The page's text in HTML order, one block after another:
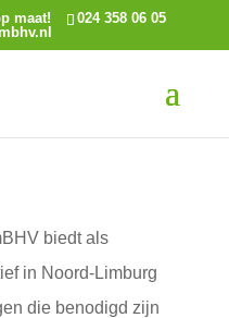
maat!
024 358 06 05
biedt als
in Noord-Limburg
die benodigd zijn